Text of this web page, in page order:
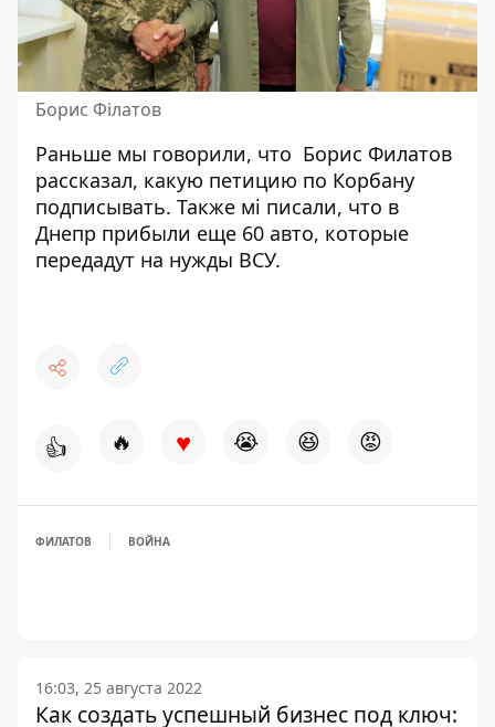
Борис Філатов
Раньше мы говорили, что Борис Филатов
рассказал, какую петицию по Корбану
подписывать. Также мі писали, что в
Днепр прибыли еще 60 авто, которые
передадут на нужды ВСУ.
👍 🔥 ♥ 😭 😆 😡
ФИЛАТОВ ВОЙНА
16:03, 25 августа 2022
Как создать успешный бизнес под ключ: